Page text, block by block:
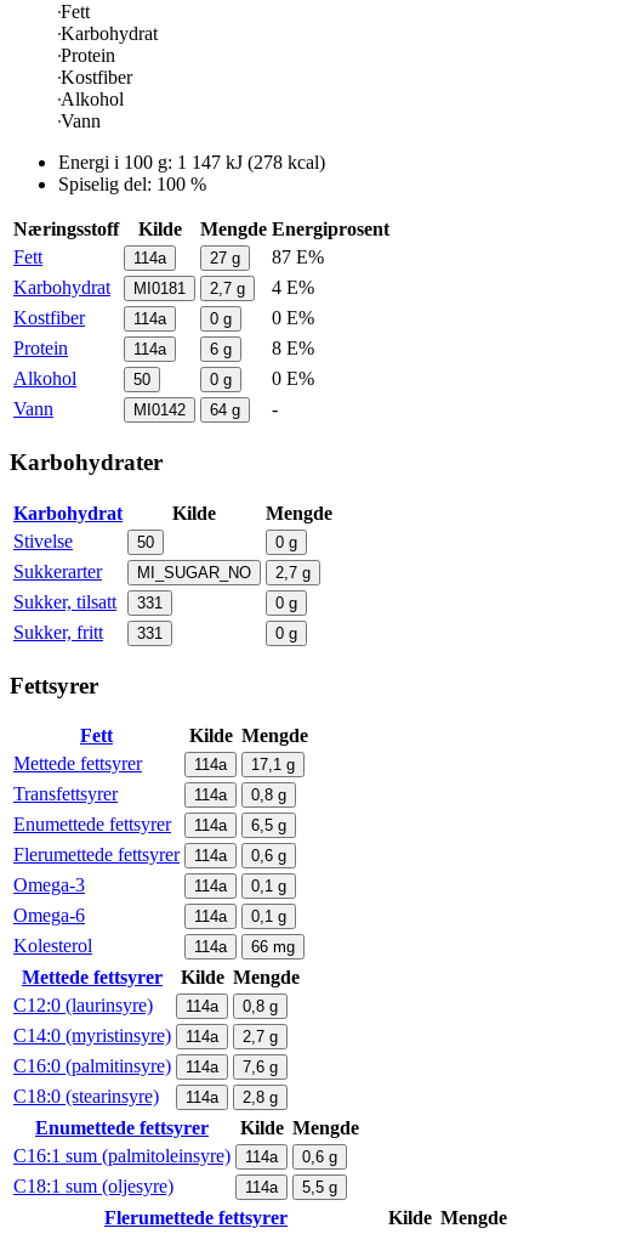
Fett
Karbohydrat
Protein
Kostfiber
Alkohol
Vann
Energi i 100 g: 1 147 kJ (278 kcal)
Spiselig del: 100 %
Næringsstoff Kilde Mengde Energiprosent
Fett
114a 27 g
87 E%
Karbohydrat
MI0181 2,7 g
4 E%
Kostfiber
114a 0 g
0 E%
Protein
114a 6 g
8 E%
Alkohol
50 0 g
0 E%
Vann
MI0142 64 g -
Karbohydrater
Karbohydrat Kilde
Mengde
Stivelse
50 0 g
Sukkerarter MI_SUGAR_NO 2,7 g
Sukker, tilsatt 331 0 g
Sukker, fritt 331 0 g
Fettsyrer
Fett Kilde Mengde
Mettede fettsyrer
114a 17,1 g
Transfettsyrer 114a 0,8 g
Enumettede fettsyrer 114a 6,5 g
Flerumettede fettsyrer 114a 0,6 g
Omega-3 114a 0,1 g
Omega-6 114a 0,1 g
Kolesterol 114a 66 mg
Mettede fettsyrer Kilde Mengde
C12:0 (laurinsyre)
114a 0,8 g
C14:0 (myristinsyre) 114a 2,7 g
C16:0 (palmitinsyre) 114a 7,6 g
C18:0 (stearinsyre) 114a 2,8 g
Enumettede fettsyrer Kilde Mengde
C16:1 sum (palmitoleinsyre)
114a 0,6 g
C18:1 sum (oljesyre) 114a 5,5 g
Flerumettede fettsyrer Kilde Mengde